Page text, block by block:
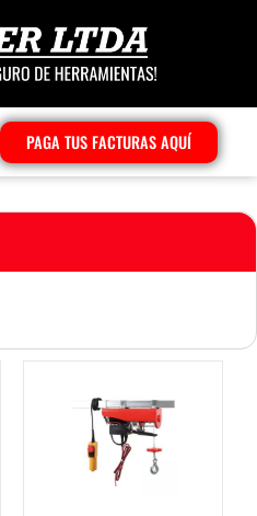
PAGA TUS FACTURAS AQUÍ